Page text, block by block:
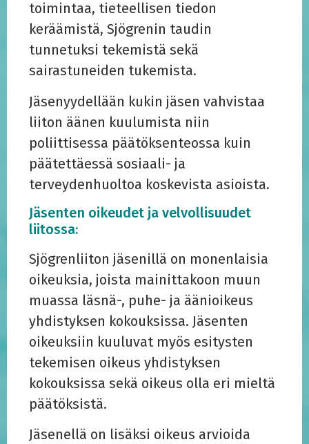
toimintaa, tieteellisen tiedon
keräämistä, Sjögrenin taudin
tunnetuksi tekemistä sekä
sairastuneiden tukemista.
Jäsenyydellään kukin jäsen vahvistaa
liiton äänen kuulumista niin
poliittisessa päätöksenteossa kuin
päätettäessä sosiaali- ja
terveydenhuoltoa koskevista asioista.
Jäsenten oikeudet ja velvollisuudet
liitossa:
Sjögrenliiton jäsenillä on monenlaisia
oikeuksia, joista mainittakoon muun
muassa läsnä-, puhe- ja äänioikeus
yhdistyksen kokouksissa. Jäsenten
oikeuksiin kuuluvat myös esitysten
tekemisen oikeus yhdistyksen
kokouksissa sekä oikeus olla eri mieltä
päätöksistä.
Jäsenellä on lisäksi oikeus arvioida